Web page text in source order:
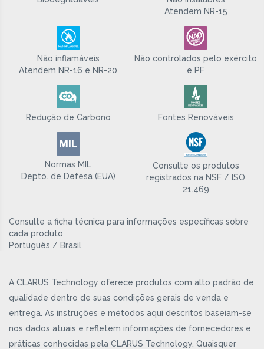
Atendem NR-15
Não inflamáveis
Atendem NR-16 e NR-20
Não controlados pelo exército
e PF
Redução de Carbono Fontes Renováveis
Normas MIL
Depto. de Defesa (EUA)
Consulte os produtos
registrados na NSF / ISO
21.469
Consulte a ficha técnica para informações específicas sobre
cada produto
Português / Brasil
A CLARUS Technology oferece produtos com alto padrão de
qualidade dentro de suas condições gerais de venda e
entrega. As instruções e métodos aqui descritos baseiam-se
nos dados atuais e refletem informações de fornecedores e
práticas conhecidas pela CLARUS Technology. Quaisquer